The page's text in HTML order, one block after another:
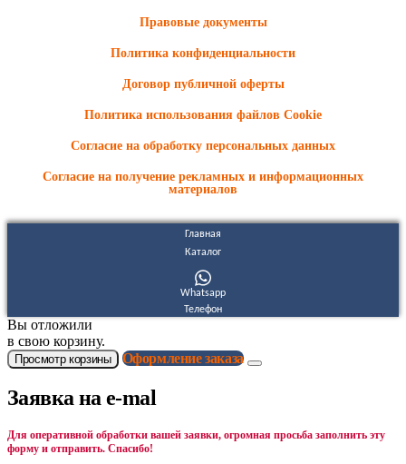
Правовые документы
Политика конфиденциальности
Договор публичной оферты
Политика использования файлов Cookie
Согласие на обработку персональных данных
Согласие на получение рекламных и информационных
материалов
Главная
Каталог
Whatsapp
Телефон
Вы отложили
в свою корзину.
Просмотр корзины Оформление заказа
Заявка на e-mal
Для оперативной обработки вашей заявки, огромная просьба заполнить эту
форму и отправить. Спасибо!